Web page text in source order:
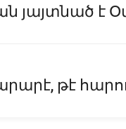
յայտնած է
թէ